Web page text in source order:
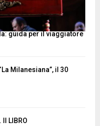
guida per il viaggiatore
Milanesiana”, il 30
Il LIBRO